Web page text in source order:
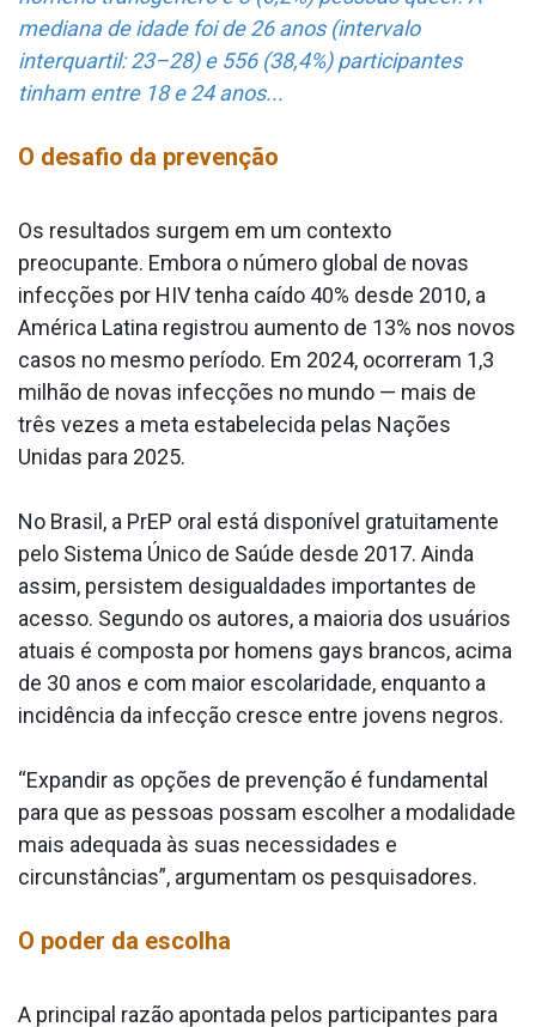
mediana de idade foi de 26 anos (intervalo
interquartil: 23–28) e 556 (38,4%) participantes
tinham entre 18 e 24 anos...
O desafio da prevenção
Os resultados surgem em um contexto
preocupante. Embora o número global de novas
infecções por HIV tenha caído 40% desde 2010, a
América Latina registrou aumento de 13% nos novos
casos no mesmo período. Em 2024, ocorreram 1,3
milhão de novas infecções no mundo — mais de
três vezes a meta estabelecida pelas Nações
Unidas para 2025.
No Brasil, a PrEP oral está disponível gratuitamente
pelo Sistema Único de Saúde desde 2017. Ainda
assim, persistem desigualdades importantes de
acesso. Segundo os autores, a maioria dos usuários
atuais é composta por homens gays brancos, acima
de 30 anos e com maior escolaridade, enquanto a
incidência da infecção cresce entre jovens negros.
“Expandir as opções de prevenção é fundamental
para que as pessoas possam escolher a modalidade
mais adequada às suas necessidades e
circunstâncias”, argumentam os pesquisadores.
O poder da escolha
A principal razão apontada pelos participantes para